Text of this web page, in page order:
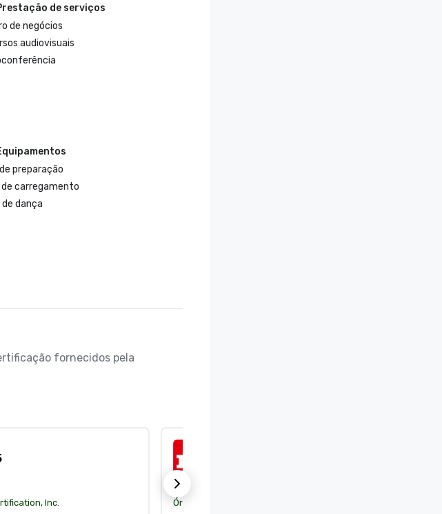
de serviços
de negócios
audiovisuais
preparação
de carregamento
dança
fornecidos pela
Inc.
Órgão de certificação: